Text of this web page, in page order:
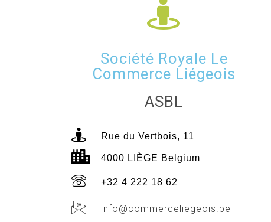
Société Royale Le
Commerce Liégeois
ASBL
Rue du Vertbois, 11
4000 LIÈGE Belgium
+32 4 222 18 62
info@commerceliegeois.be